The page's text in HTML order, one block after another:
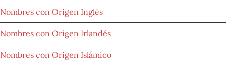
Nombres con Origen Inglés
Nombres con Origen Irlandés
Nombres con Origen Islámico